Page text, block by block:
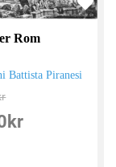
Rom
Battista Piranesi
kr